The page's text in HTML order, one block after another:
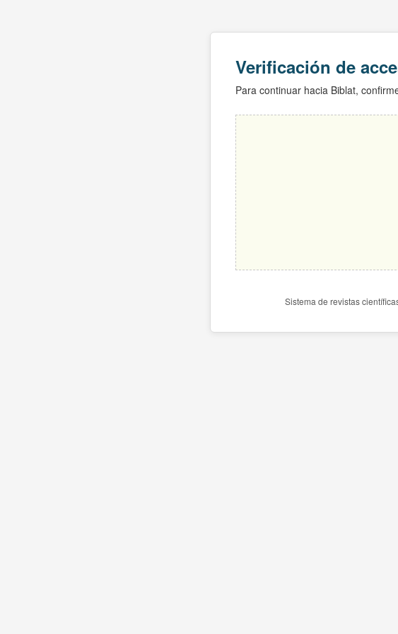
Verificación de
Para continuar hacia Biblat,
Sistema de revistas